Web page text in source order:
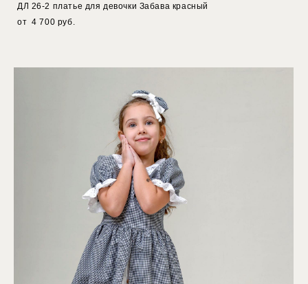
ДЛ 26-2 платье для девочки Забава красный
от 4 700 pуб.